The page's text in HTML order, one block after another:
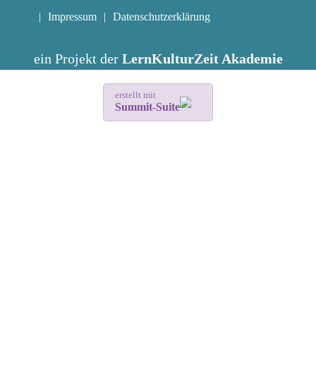
Impressum
Datenschutzerklärung
ein Projekt der LernKulturZeit Akademie
erstellt mit
Summit-Suite